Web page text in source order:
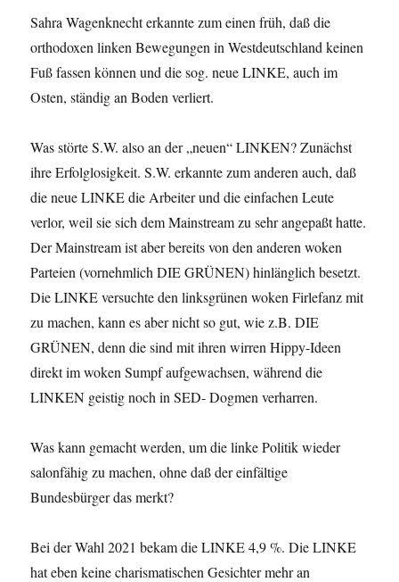
Sahra Wagenknecht erkannte zum einen früh, daß die
orthodoxen linken Bewegungen in Westdeutschland keinen
Fuß fassen können und die sog. neue LINKE, auch im
Osten, ständig an Boden verliert.
Was störte S.W. also an der „neuen“ LINKEN? Zunächst
ihre Erfolglosigkeit. S.W. erkannte zum anderen auch, daß
die neue LINKE die Arbeiter und die einfachen Leute
verlor, weil sie sich dem Mainstream zu sehr angepaßt hatte.
Der Mainstream ist aber bereits von den anderen woken
Parteien (vornehmlich DIE GRÜNEN) hinlänglich besetzt.
Die LINKE versuchte den linksgrünen woken Firlefanz mit
zu machen, kann es aber nicht so gut, wie z.B. DIE
GRÜNEN, denn die sind mit ihren wirren Hippy-Ideen
direkt im woken Sumpf aufgewachsen, während die
LINKEN geistig noch in SED- Dogmen verharren.
Was kann gemacht werden, um die linke Politik wieder
salonfähig zu machen, ohne daß der einfältige
Bundesbürger das merkt?
Bei der Wahl 2021 bekam die LINKE 4,9 %. Die LINKE
hat eben keine charismatischen Gesichter mehr an